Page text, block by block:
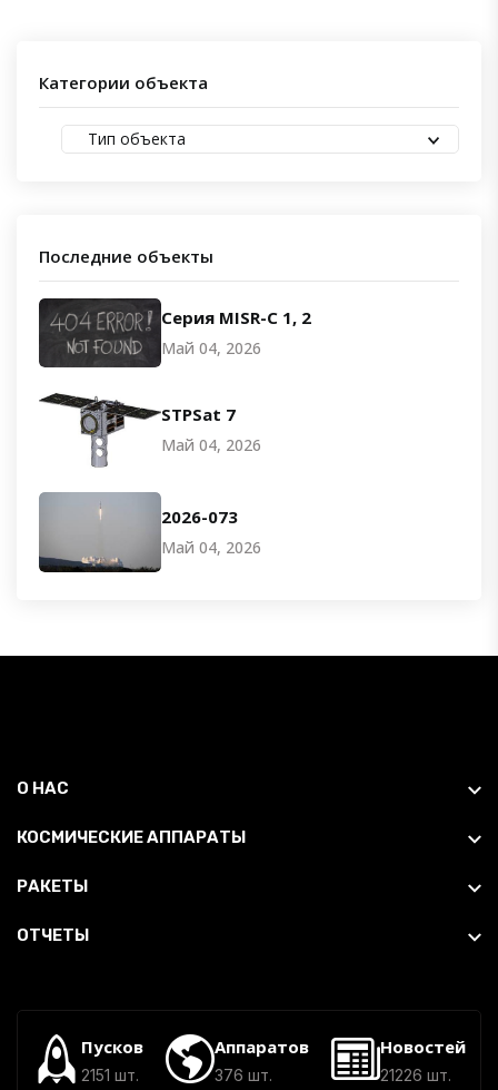
Категории объекта
Тип объекта
Последние объекты
Серия MISR-C 1, 2
Май 04, 2026
STPSat 7
Май 04, 2026
2026-073
Май 04, 2026
О НАС
КОСМИЧЕСКИЕ АППАРАТЫ
РАКЕТЫ
ОТЧЕТЫ
Пусков
2151 шт.
Аппаратов
376 шт.
Новостей
21226 шт.